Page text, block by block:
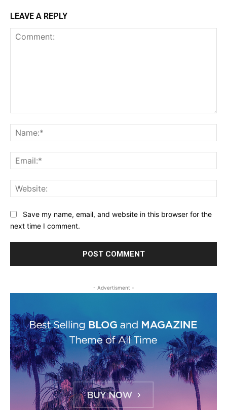
LEAVE A REPLY
Save my name, email, and website in this browser for the
next time I comment.
- Advertisment -